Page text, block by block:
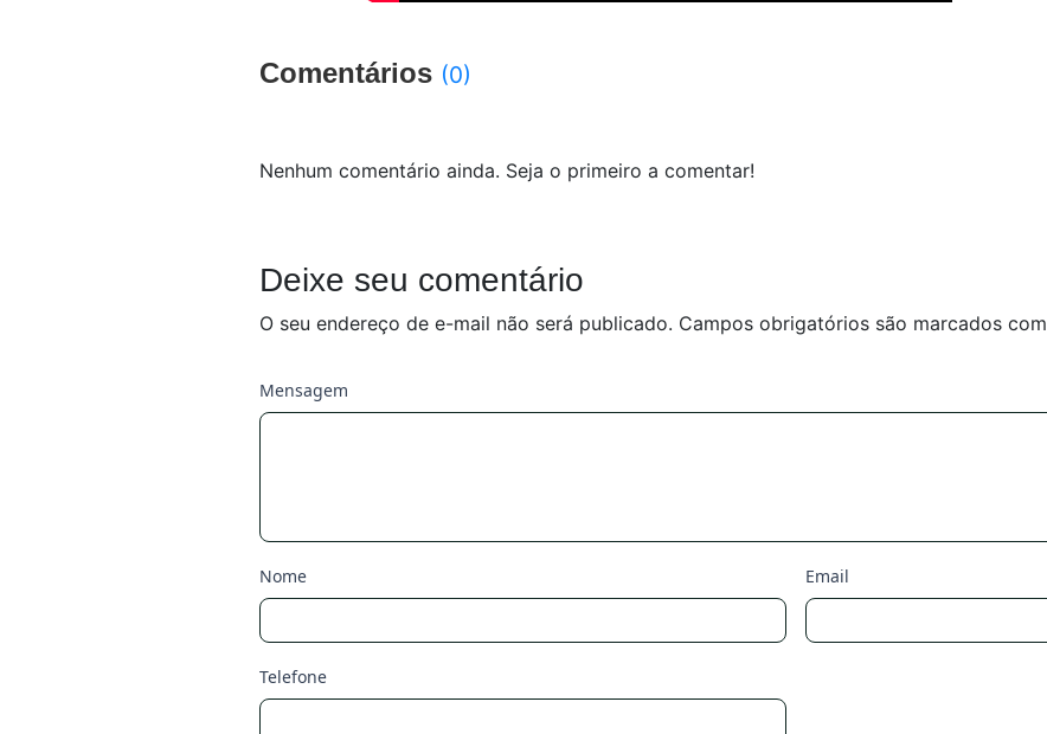
Comentários (0)
Nenhum comentário ainda. Seja o primeiro a comentar!
Deixe seu comentário
O seu endereço de e-mail não será publicado. Campos obrigatórios são marcados com
Mensagem
Nome Email
Telefone